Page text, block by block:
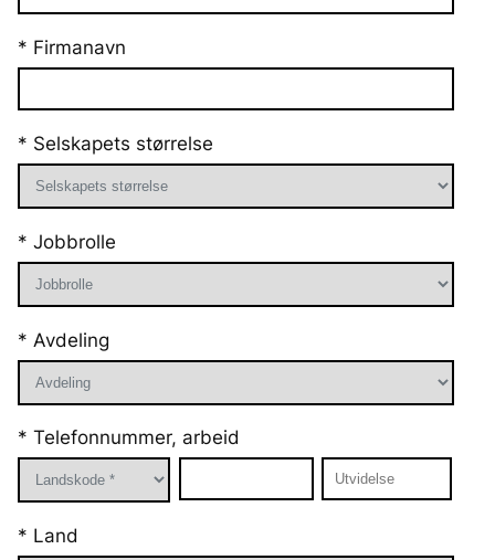
* Firmanavn
* Selskapets størrelse
* Jobbrolle
* Avdeling
* Telefonnummer, arbeid
* Land